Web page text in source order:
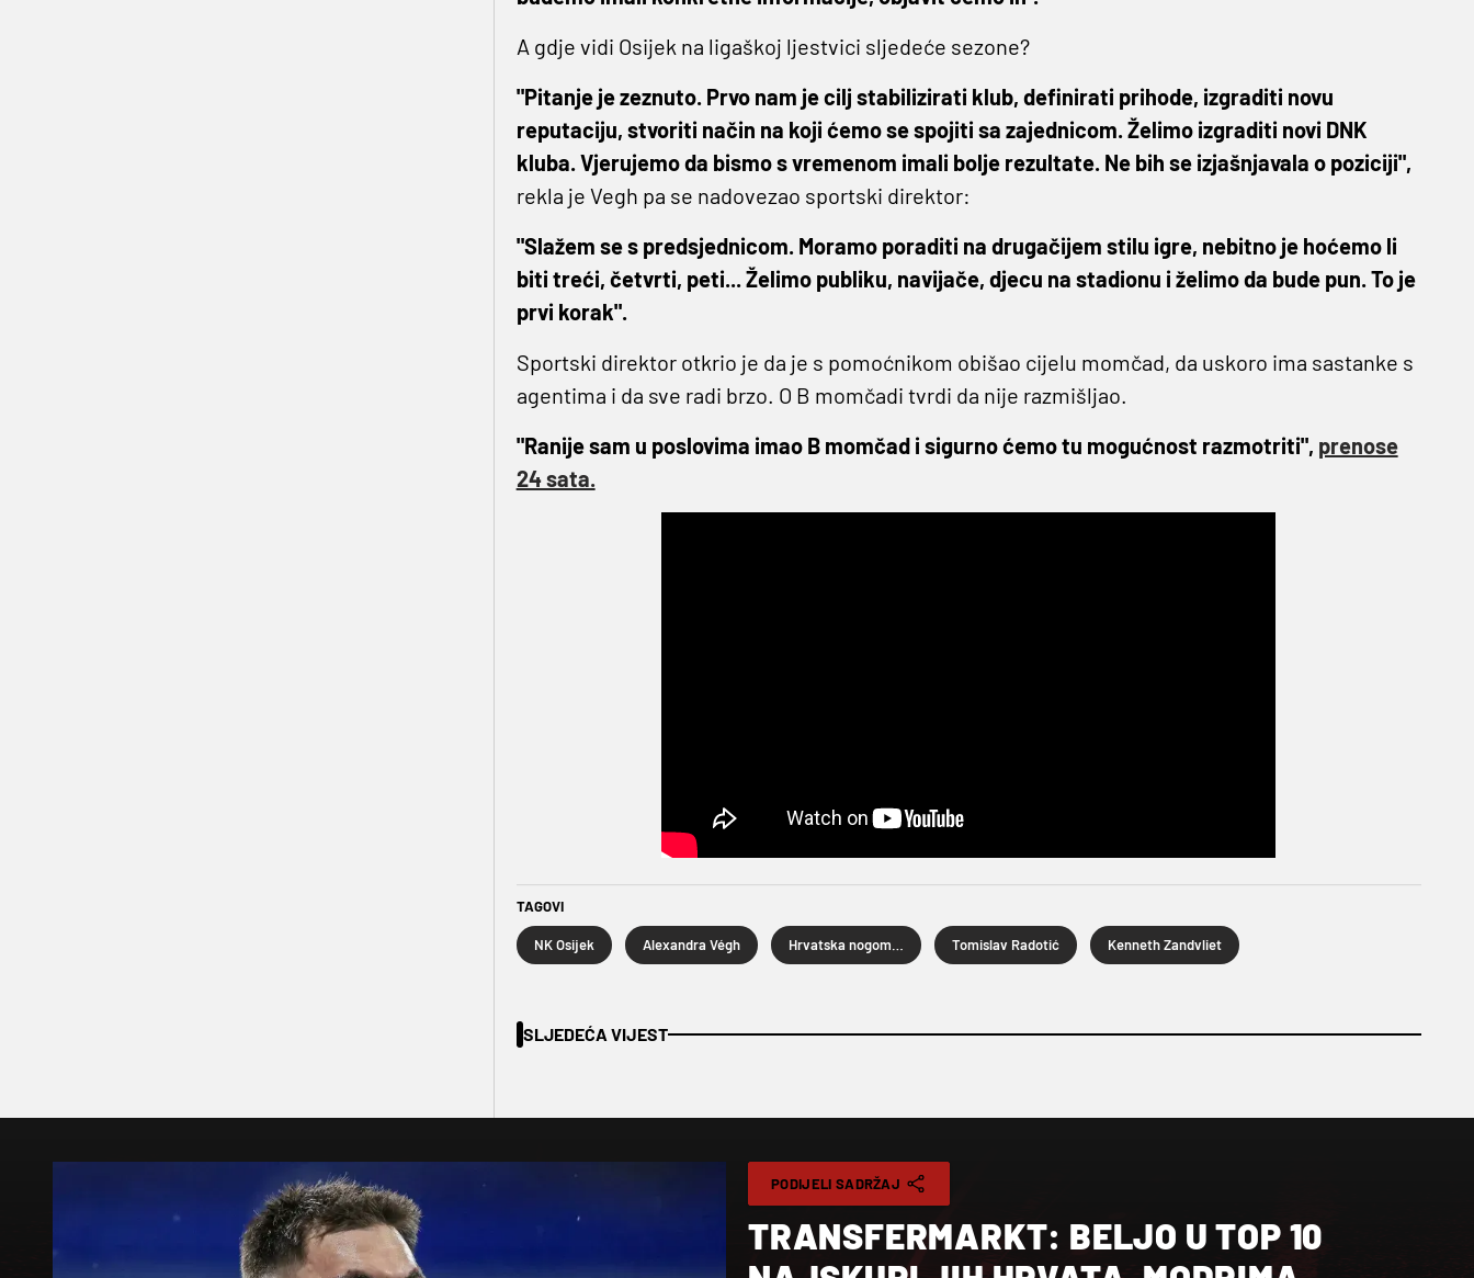
A gdje vidi Osijek na ligaškoj ljestvici sljedeće sezone?
"Pitanje je zeznuto. Prvo nam je cilj stabilizirati klub, definirati prihode, izgraditi novu
reputaciju, stvoriti način na koji ćemo se spojiti sa zajednicom. Želimo izgraditi novi DNK
kluba. Vjerujemo da bismo s vremenom imali bolje rezultate. Ne bih se izjašnjavala o poziciji",
rekla je Vegh pa se nadovezao sportski direktor:
"Slažem se s predsjednicom. Moramo poraditi na drugačijem stilu igre, nebitno je hoćemo li
biti treći, četvrti, peti... Želimo publiku, navijače, djecu na stadionu i želimo da bude pun. To je
prvi korak".
Sportski direktor otkrio je da je s pomoćnikom obišao cijelu momčad, da uskoro ima sastanke s
agentima i da sve radi brzo. O B momčadi tvrdi da nije razmišljao.
"Ranije sam u poslovima imao B momčad i sigurno ćemo tu mogućnost razmotriti", prenose
24 sata.
TAGOVI
NK Osijek Alexandra Végh Tomislav Radotić Kenneth Zandvliet
SLJEDEĆA VIJEST
PODIJELI SADRŽAJ
TRANSFERMARKT: BELJO U TOP 10